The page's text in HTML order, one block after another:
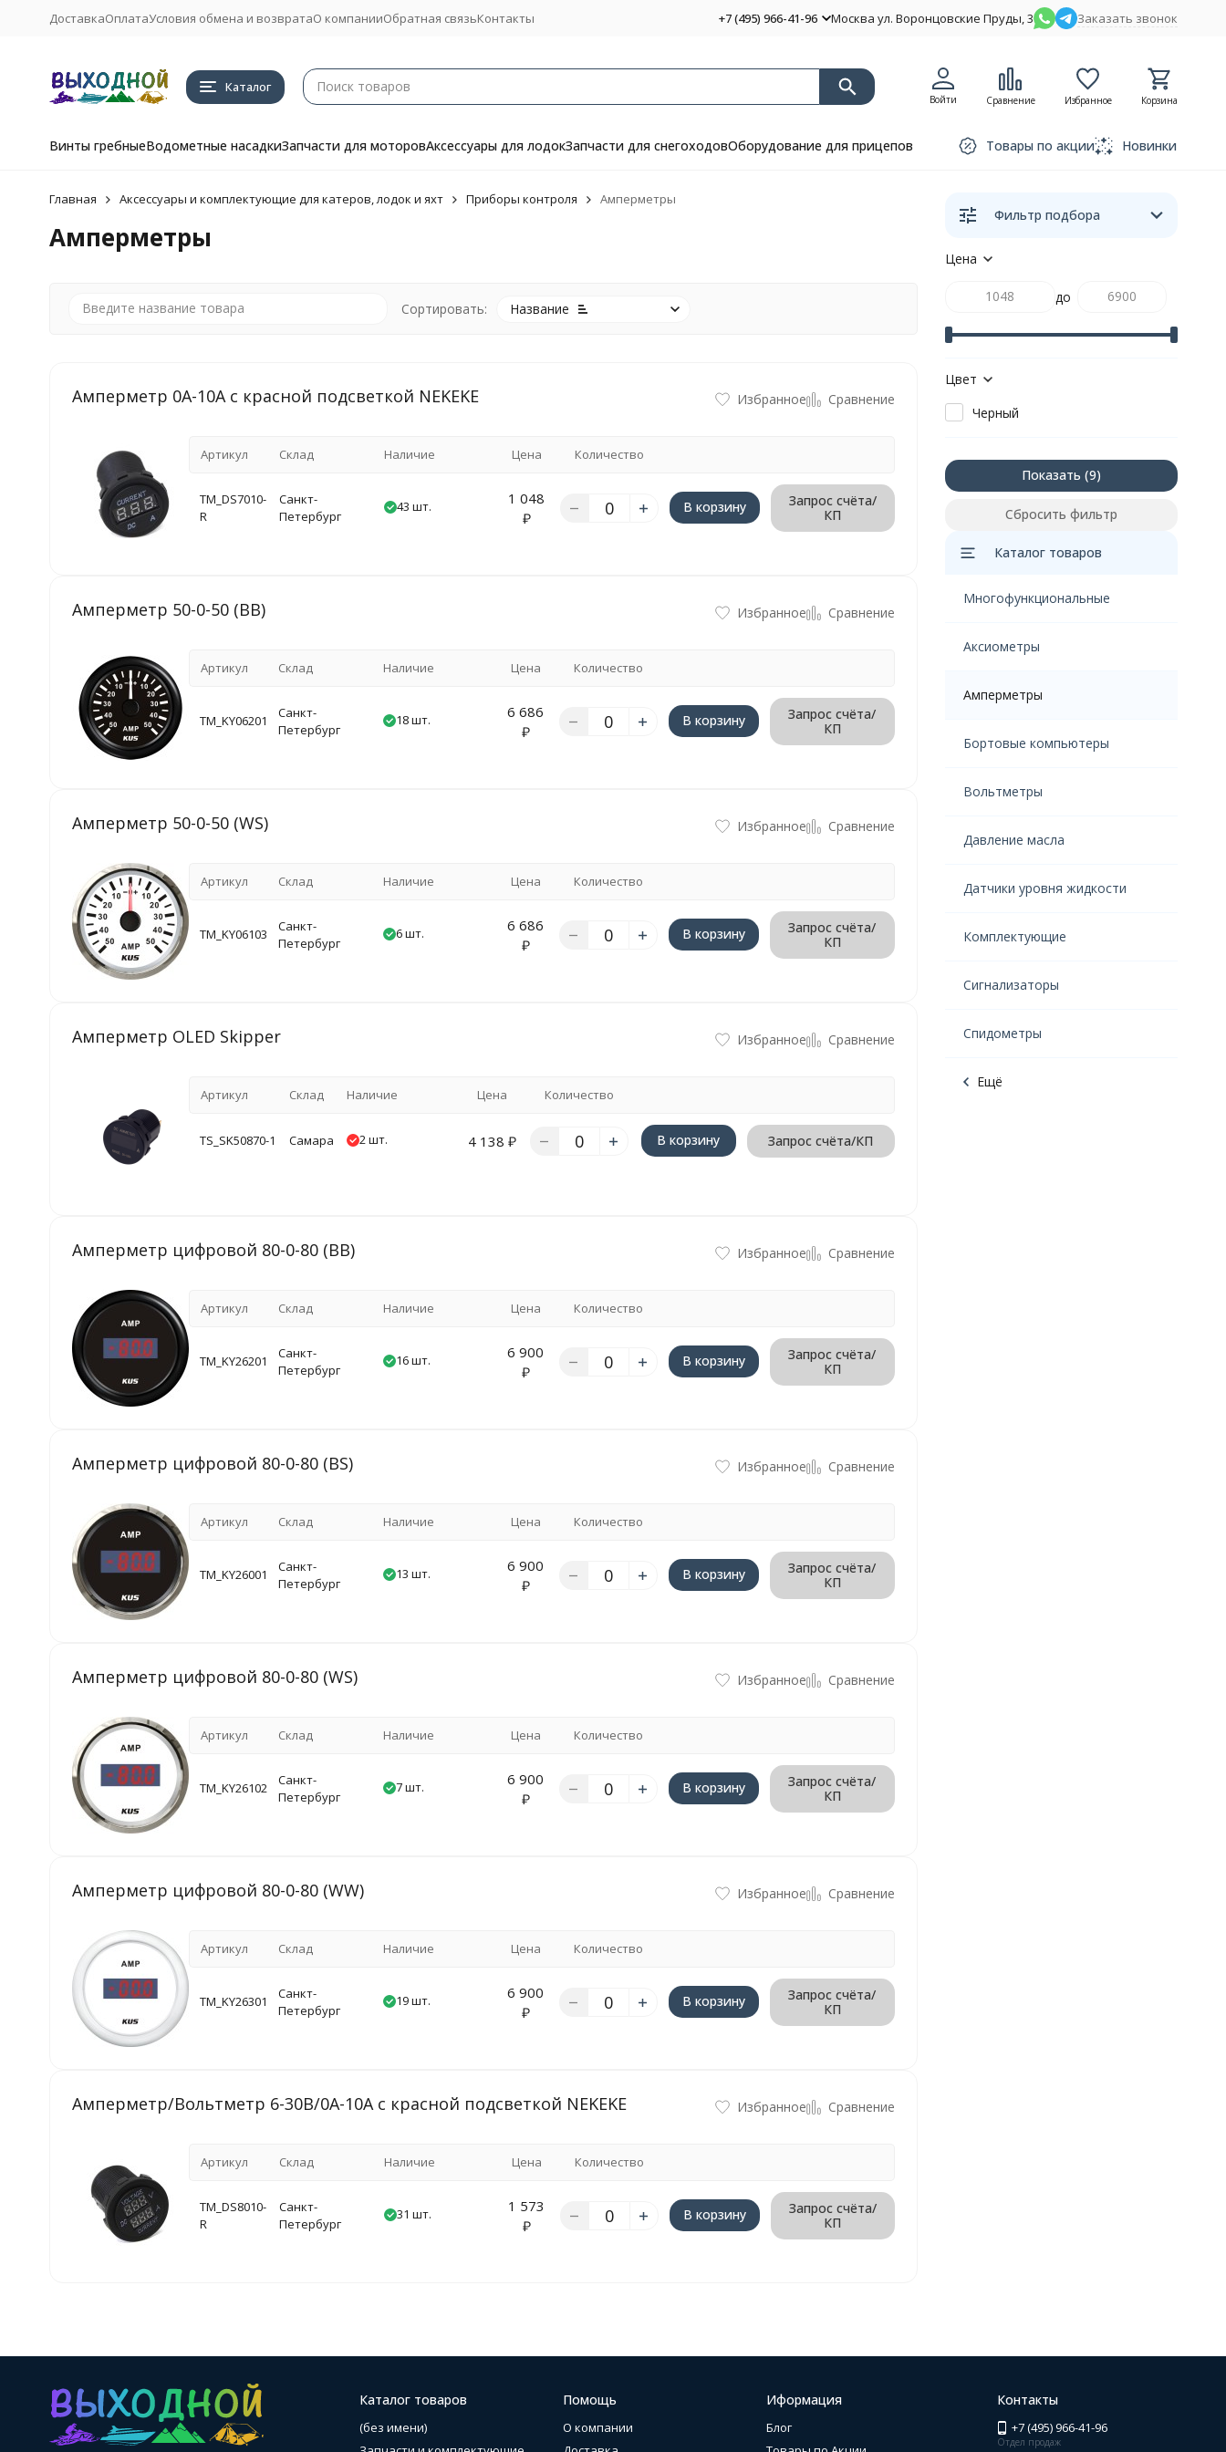
ДоставкаОплатаУсловия обмена и возвратаО компанииОбратная связьКонтакты +7 (495) 966-41-96 Москва ул. Воронцовские Пруды, 3 Заказать звонок
Каталог
Войти Сравнение Избранное Корзина
Винты гребныеВодометные насадкиЗапчасти для моторовАксессуары для лодокЗапчасти для снегоходовОборудование для прицепов Товары по акции Новинки
Главная Аксессуары и комплектующие для катеров, лодок и яхт Приборы контроля Амперметры
Амперметры
Сортировать: Название
Амперметр 0A-10A с красной подсветкой NEKEKE Избранное Сравнение
Артикул Склад Наличие Цена Количество
TM_DS7010-
R
Санкт-
Петербург
43 шт.
1 048
₽
В корзину
Запрос счёта/
КП
Амперметр 50-0-50 (BB) Избранное Сравнение
Артикул Склад Наличие Цена Количество
TM_KY06201
Санкт-
Петербург
18 шт.
6 686
₽
В корзину
Запрос счёта/
КП
Амперметр 50-0-50 (WS) Избранное Сравнение
Артикул Склад Наличие Цена Количество
TM_KY06103
Санкт-
Петербург
6 шт.
6 686
₽
В корзину
Запрос счёта/
КП
Амперметр OLED Skipper Избранное Сравнение
Артикул Склад Наличие Цена Количество
TS_SK50870-1 Самара 2 шт. 4 138 ₽ В корзину Запрос счёта/КП
Амперметр цифровой 80-0-80 (BB) Избранное Сравнение
Артикул Склад Наличие Цена Количество
TM_KY26201
Санкт-
Петербург
16 шт.
6 900
₽
В корзину
Запрос счёта/
КП
Амперметр цифровой 80-0-80 (BS) Избранное Сравнение
Артикул Склад Наличие Цена Количество
TM_KY26001
Санкт-
Петербург
13 шт.
6 900
₽
В корзину
Запрос счёта/
КП
Амперметр цифровой 80-0-80 (WS) Избранное Сравнение
Артикул Склад Наличие Цена Количество
TM_KY26102
Санкт-
Петербург
7 шт.
6 900
₽
В корзину
Запрос счёта/
КП
Амперметр цифровой 80-0-80 (WW) Избранное Сравнение
Артикул Склад Наличие Цена Количество
TM_KY26301
Санкт-
Петербург
19 шт.
6 900
₽
В корзину
Запрос счёта/
КП
Амперметр/Вольтметр 6-30В/0A-10A с красной подсветкой NEKEKE Избранное Сравнение
Артикул Склад Наличие Цена Количество
TM_DS8010-
R
Санкт-
Петербург
31 шт.
1 573
₽
В корзину
Запрос счёта/
КП
Фильтр подбора
Цена
до
Цвет
Черный
Показать
Сбросить фильтр
Каталог товаров
Многофункциональные
Аксиометры
Амперметры
Бортовые компьютеры
Вольтметры
Давление масла
Датчики уровня жидкости
Комплектующие
Сигнализаторы
Спидометры
Ещё
Каталог товаров
(без имени)
Помощь
О компании
Иформация
Блог
Контакты
+7 (495) 966-41-96
Отдел продаж